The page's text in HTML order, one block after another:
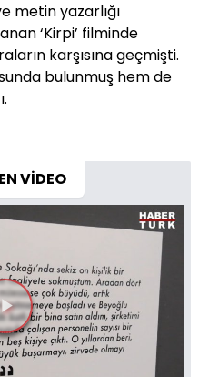
metin yazarlığı
‘Kirpi’ filminde
karşısına geçmişti.
bulunmuş hem de
VİDEO
Videoyu
Oynat